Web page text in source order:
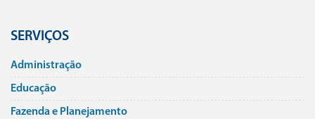
SERVIÇOS
Administração
Educação
Fazenda e Planejamento